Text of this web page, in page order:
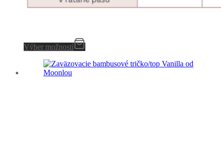
Výber možností